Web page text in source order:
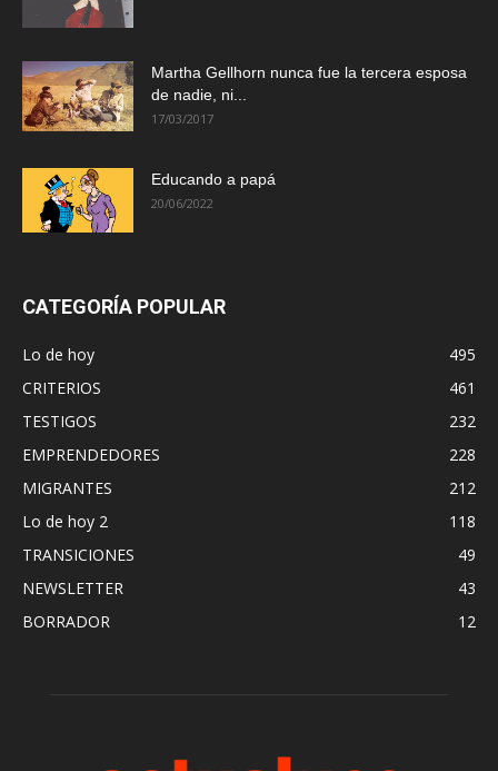
Martha Gellhorn nunca fue la tercera esposa
de nadie, ni...
17/03/2017
Educando a papá
20/06/2022
CATEGORÍA POPULAR
Lo de hoy
495
CRITERIOS
461
TESTIGOS
232
EMPRENDEDORES
228
MIGRANTES
212
Lo de hoy 2
118
TRANSICIONES
49
NEWSLETTER
43
BORRADOR
12